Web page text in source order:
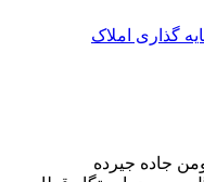
جاده جیرده